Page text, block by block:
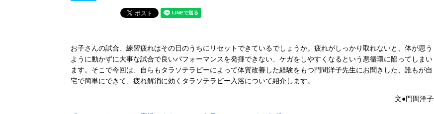
お子さんの試合、練習疲れはその日のうちにリセットできているでしょうか。疲れがしっかり取れないと、体が思う
ように動かずに大事な試合で良いパフォーマンスを発揮できない、ケガをしやすくなるという悪循環に陥ってしまい
ます。そこで今回は、自らもタラソテラピーによって体質改善した経験をもつ門間洋子先生にお聞きした、誰もが自
宅で簡単にできて、疲れ解消に効くタラソテラピー入浴について紹介します。
文●門間洋子